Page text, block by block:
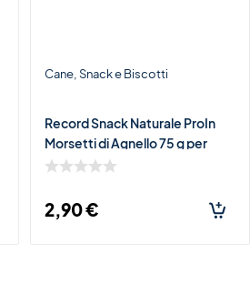
Cane Snack e Biscotti
Record Snack Naturale ProIn
Morsetti di Agnello 75 g per
Cani – Premio Morbido Ricco di
2,90€